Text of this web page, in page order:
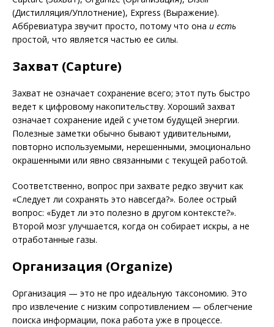
(Дистилляция/Уплотнение), Express (Выражение).
Аббревиатура звучит просто, потому что она и есть
простой, что является частью ее силы.
Захват (Capture)
Захват не означает сохранение всего; этот путь быстро
ведет к цифровому накопительству. Хороший захват
означает сохранение идей с учетом будущей энергии.
Полезные заметки обычно бывают удивительными,
повторно используемыми, нерешенными, эмоционально
окрашенными или явно связанными с текущей работой.
Соответственно, вопрос при захвате редко звучит как
«Следует ли сохранять это навсегда?». Более острый
вопрос: «Будет ли это полезно в другом контексте?».
Второй мозг улучшается, когда он собирает искры, а не
отработанные газы.
Организация (Organize)
Организация — это не про идеальную таксономию. Это
про извлечение с низким сопротивлением — облегчение
поиска информации, пока работа уже в процессе.